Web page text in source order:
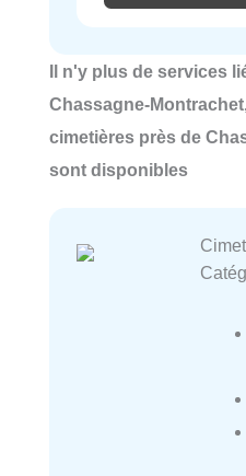
Il n'y plus de services
Chassagne-
cimetières près de
sont disponibles